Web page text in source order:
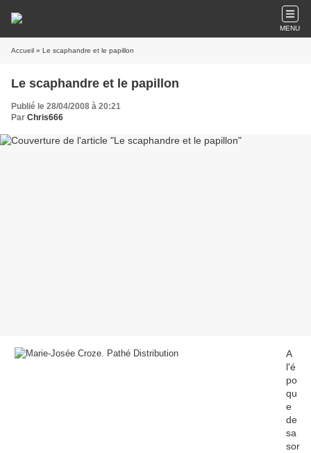
MENU
Accueil » Le scaphandre et le papillon
Le scaphandre et le papillon
Publié le 28/04/2008 à 20:21
Par Chris666
A
l'é
po
qu
e
de
sa
sor